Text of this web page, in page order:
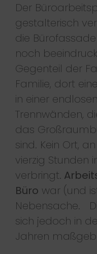
Der
gestalterisch
die
noch
Gegenteil der
Familie, dort
in einer
Trennwänden,
das
sind. Kein Ort,
vierzig Stunden
verbringt.
Büro war (und
Nebensache.
sich jedoch in
Jahren